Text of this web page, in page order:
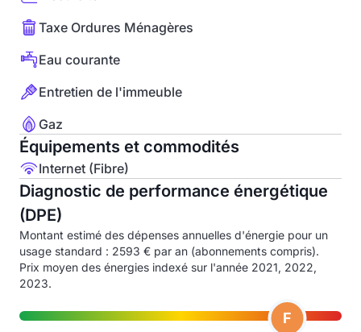
Taxe Ordures Ménagères
Eau courante
Entretien de l'immeuble
Gaz
Équipements et commodités
Internet (Fibre)
Diagnostic de performance énergétique
(DPE)
Montant estimé des dépenses annuelles d'énergie pour un
usage standard : 2593 € par an (abonnements compris).
Prix moyen des énergies indexé sur l'année 2021, 2022,
2023.
F